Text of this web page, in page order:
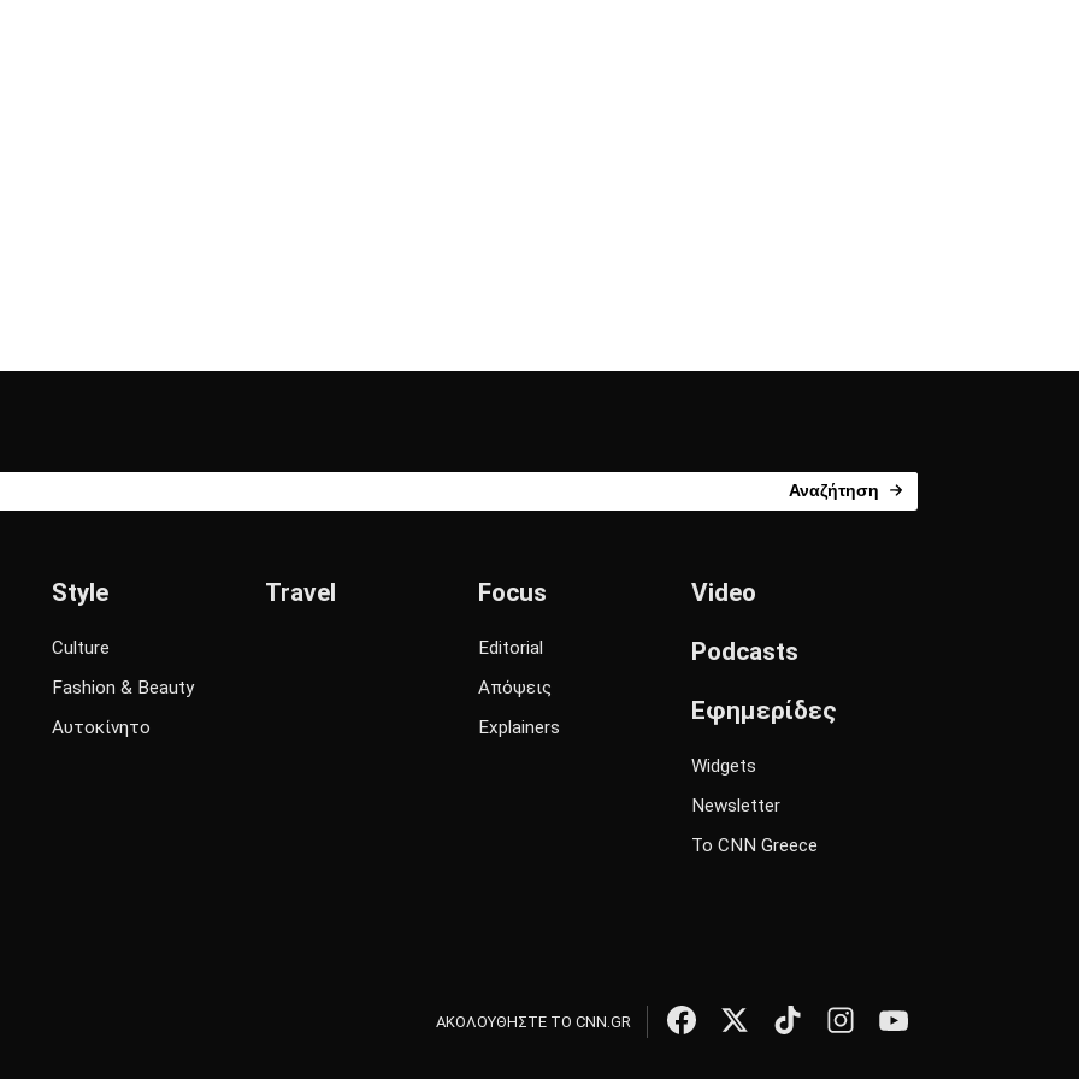
Αναζήτηση
Style
Culture
Fashion & Beauty
Αυτοκίνητο
Travel Focus
Editorial
Απόψεις
Explainers
Video
Podcasts
Εφημερίδες
Widgets
Newsletter
Το CNN Greece
ΑΚΟΛΟΥΘΗΣΤΕ ΤΟ CNN.GR